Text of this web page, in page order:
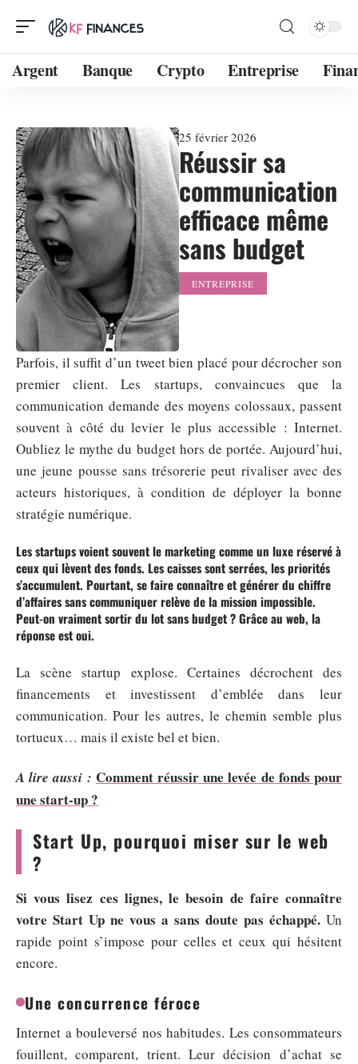
Argent Banque Crypto Entreprise
25 février 2026
Réussir sa
communication
efficace même
sans budget
ENTREPRISE
Parfois, il suffit d’un tweet bien placé pour décrocher son
premier client. Les startups, convaincues que la
communication demande des moyens colossaux, passent
souvent à côté du levier le plus accessible : Internet.
Oubliez le mythe du budget hors de portée. Aujourd’hui,
une jeune pousse sans trésorerie peut rivaliser avec des
acteurs historiques, à condition de déployer la bonne
stratégie numérique.
Les startups voient souvent le marketing comme un luxe réservé à
ceux qui lèvent des fonds. Les caisses sont serrées, les priorités
s’accumulent. Pourtant, se faire connaître et générer du chiffre
d’affaires sans communiquer relève de la mission impossible.
Peut-on vraiment sortir du lot sans budget ? Grâce au web, la
réponse est oui.
La scène startup explose. Certaines décrochent des
financements et investissent d’emblée dans leur
communication. Pour les autres, le chemin semble plus
tortueux… mais il existe bel et bien.
A lire aussi : Comment réussir une levée de fonds pour
une start-up ?
Start Up, pourquoi miser sur le web
?
Si vous lisez ces lignes, le besoin de faire connaître
votre Start Up ne vous a sans doute pas échappé. Un
rapide point s’impose pour celles et ceux qui hésitent
encore.
Une concurrence féroce
Internet a bouleversé nos habitudes. Les consommateurs
fouillent, comparent, trient. Leur décision d’achat se